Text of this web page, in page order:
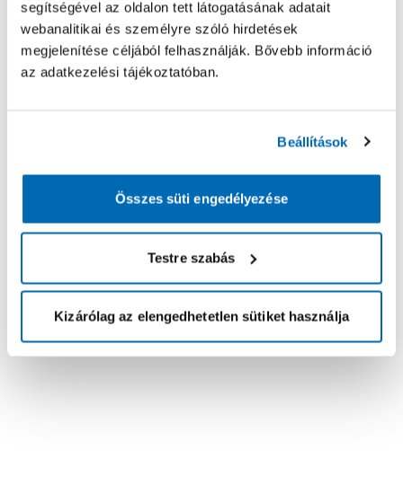
segítségével az oldalon tett látogatásának adatait
webanalitikai és személyre szóló hirdetések
megjelenítése céljából felhasználják. Bővebb információ
az adatkezelési tájékoztatóban.
Beállítások
Összes süti engedélyezése
Testre szabás
Kizárólag az elengedhetetlen sütiket használja